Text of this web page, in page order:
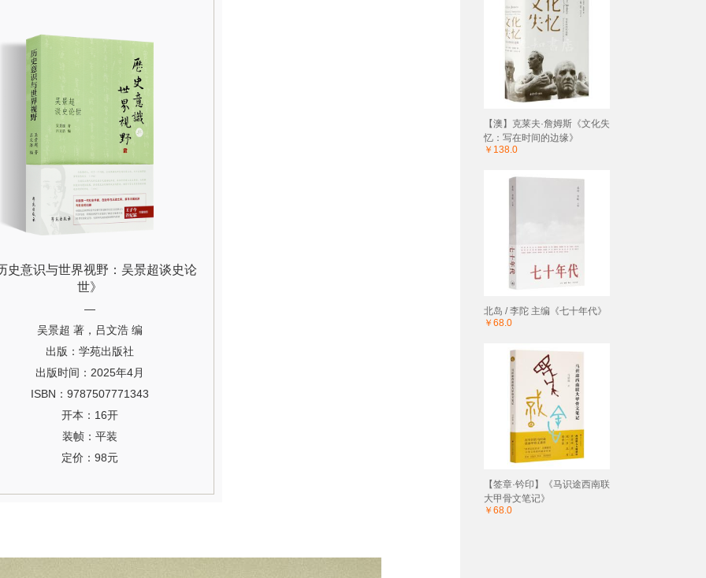
史意识与世界视野：吴景超谈史论
世》
—
吴景超 著，吕文浩 编
出版：学苑出版社
出版时间：2025年4月
ISBN：9787507771343
开本：16开
装帧：平装
定价：98元
【澳】克莱夫·詹姆斯《文化失
忆：写在时间的边缘》
￥138.0
北岛 / 李陀 主编《七十年代》
￥68.0
【签章·钤印】《马识途西南联
大甲骨文笔记》
￥68.0